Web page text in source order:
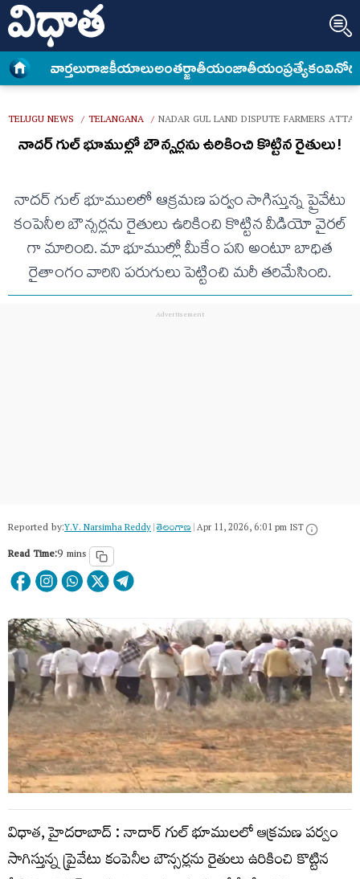
వార్త‌లురాజకీయాలుఅంత‌ర్జాతీయంజాతీయంప్రత్యేకం
TELUGU NEWS / TELANGANA / NADAR GUL LAND DISPUTE FARMERS
నాదర్ గుల్ భూముల్లో బౌన్సర్లను ఉరికించి కొట్టిన రైతులు!
నాదర్ గుల్ భూములలో ఆక్రమణ పర్వం సాగిస్తున్న ప్రైవేటు
కంపెనీల బౌన్సర్లను రైతులు ఉరికించి కొట్టిన వీడియో వైరల్
గా మారింది. మా భూముల్లో మీకేం పని అంటూ బాధిత
రైతాంగం వారిని పరుగులు పెట్టించి మరీ తరిమేసింది.
Reported by:Y.V. Narsimha Reddy|తెలంగాణ‌|Apr 11, 2026, 6:01 pm IST
Read Time:9 mins
విధాత, హైదరాబాద్ : నాదార్ గుల్ భూములలో ఆక్రమణ పర్వం
సాగిస్తున్న ప్రైవేటు కంపెనీల బౌన్సర్లను రైతులు ఉరికించి కొట్టిన